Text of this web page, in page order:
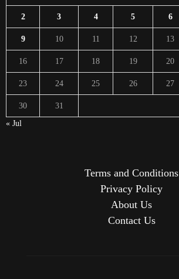
2 3 4 5 6
9 10 11 12 13
16 17 18 19 20
23 24 25 26 27
30
31
« Jul
Terms and Conditions
Privacy Policy
About Us
Contact Us